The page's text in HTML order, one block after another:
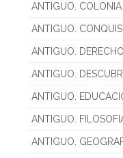
ANTIGUO. COLONIA
ANTIGUO.
ANTIGUO. DERECHO
ANTIGUO.
ANTIGUO.
ANTIGUO.
ANTIGUO.